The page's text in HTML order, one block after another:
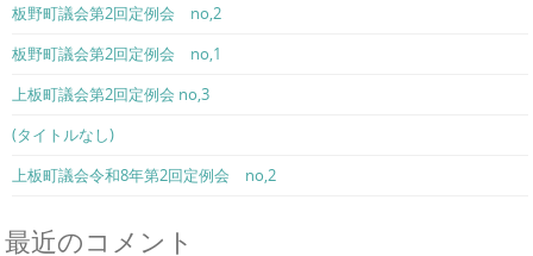
板野町議会第2回定例会 no,2
板野町議会第2回定例会 no,1
上板町議会第2回定例会 no,3
(タイトルなし)
上板町議会令和8年第2回定例会 no,2
最近のコメント